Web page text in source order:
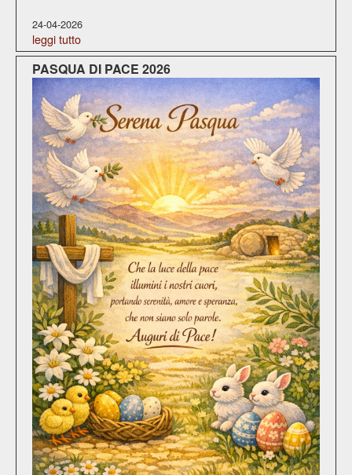
24-04-2026
leggi tutto
PASQUA DI PACE 2026